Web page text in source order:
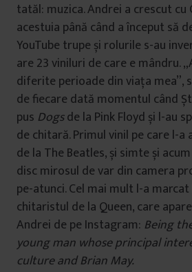
tatăl: muzica. Andrei a crescut cu
acestuia până când a început să
YouTube trupe și rolurile s-au
are 23 viniluri de care e mândru.
diferite perioade din viața mea”,
de fiecare dată momentul când
pus Dogsde la Pink Floyd și l-au
de chitară. Primul vinil pe care l-a
de la The Beatles, și simte și
disc mirosul de var din camera
pe-atunci. Cel mai mult l-a marcat
chitaristul de la Queen, care
Andrei de pe Instagram: Being
young man whose principal
culture and Brian May.